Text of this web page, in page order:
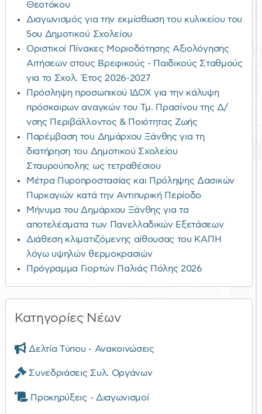
Θεοτόκου
Διαγωνισμός για την εκμίσθωση του κυλικείου του
5ου Δημοτικού Σχολείου
Οριστικοί Πίνακες Μοριοδότησης Αξιολόγησης
Αιτήσεων στους Βρεφικούς - Παιδικούς Σταθμούς
για το Σχολ. Έτος 2026-2027
Πρόσληψη προσωπικού ΙΔΟΧ για την κάλυψη
πρόσκαιρων αναγκών του Τμ. Πρασίνου της Δ/
νσης Περιβάλλοντος & Ποιότητας Ζωής
Παρέμβαση του Δημάρχου Ξάνθης για τη
διατήρηση του Δημοτικού Σχολείου
Σταυρούπολης ως τετραθέσιου
Μέτρα Πυροπροστασίας και Πρόληψης Δασικών
Πυρκαγιών κατά την Αντιπυρική Περίοδο
Μήνυμα του Δημάρχου Ξάνθης για τα
αποτελέσματα των Πανελλαδικών Εξετάσεων
Διάθεση κλιματιζόμενης αίθουσας του ΚΑΠΗ
λόγω υψηλών θερμοκρασιών
Πρόγραμμα Γιορτών Παλιάς Πόλης 2026
Κατηγορίες Νέων
Δελτία Τύπου - Ανακοινώσεις
Συνεδριάσεις Συλ. Οργάνων
Προκηρύξεις - Διαγωνισμοί